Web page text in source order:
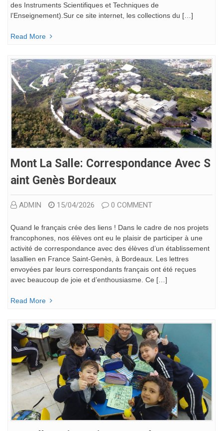
des Instruments Scientifiques et Techniques de
l’Enseignement).Sur ce site internet, les collections du […]
Read More
Mont La Salle: Correspondance Avec S
Aint Genès Bordeaux
ADMIN 15/04/2026 0 COMMENT
Quand le français crée des liens ! Dans le cadre de nos projets
francophones, nos élèves ont eu le plaisir de participer à une
activité de correspondance avec des élèves d’un établissement
lasallien en France Saint-Genès, à Bordeaux. Les lettres
envoyées par leurs correspondants français ont été reçues
avec beaucoup de joie et d’enthousiasme. Ce […]
Read More